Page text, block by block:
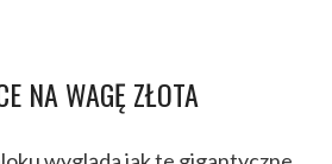
NA WAGĘ ZŁOTA